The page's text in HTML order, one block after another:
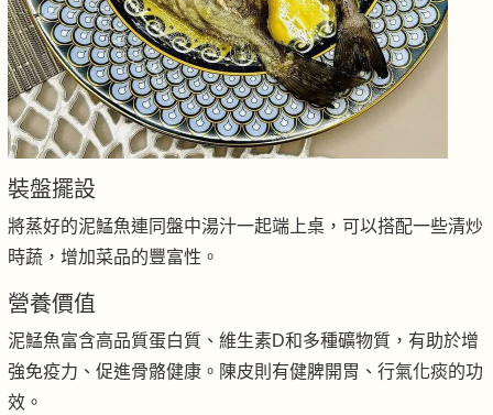
裝盤擺設
將蒸好的泥鯭魚連同盤中湯汁一起端上桌，可以搭配一些清炒
時蔬，增加菜品的豐富性。
營養價值
泥鯭魚富含高品質蛋白質、維生素D和多種礦物質，有助於增
強免疫力、促進骨骼健康。陳皮則有健脾開胃、行氣化痰的功
效。